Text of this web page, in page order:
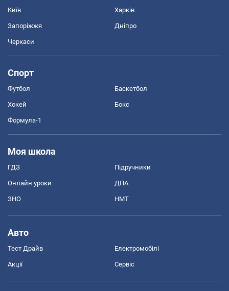
Київ Харків
Запоріжжя Дніпро
Черкаси
Спорт
Футбол Баскетбол
Хокей Бокс
Формула-1
Моя школа
ГДЗ Підручники
Онлайн уроки ДПА
ЗНО НМТ
Авто
Тест Драйв Електромобілі
Акції Сервіс